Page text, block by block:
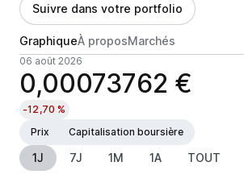
Suivre dans votre portfolio
GraphiqueÀ proposMarchés
06 août 2026
0,00073762 €
-12,70 %
Prix
Capitalisation boursière
1J 7J 1M 1A TOUT